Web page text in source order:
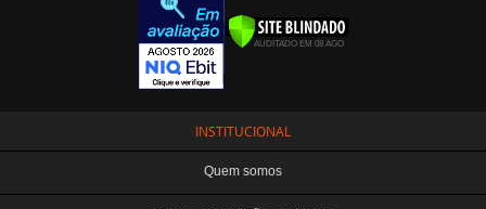
INSTITUCIONAL
Quem somos